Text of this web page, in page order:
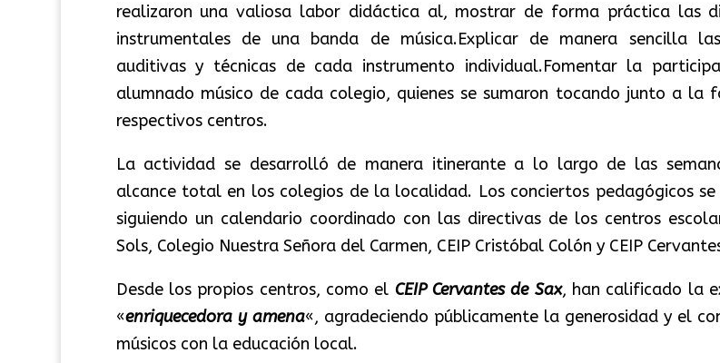
realizaron una valiosa labor didáctica al, mostrar de forma práctica las
instrumentales de una banda de música.Explicar de manera sencilla
auditivas y técnicas de cada instrumento individual.Fomentar la
alumnado músico de cada colegio, quienes se sumaron tocando junto a la
respectivos centros.
La actividad se desarrolló de manera itinerante a lo largo de las
alcance total en los colegios de la localidad. Los conciertos pedagógicos
siguiendo un calendario coordinado con las directivas de los centros
Sols, Colegio Nuestra Señora del Carmen, CEIP Cristóbal Colón y CEIP
Desde los propios centros, como el CEIP Cervantes de Sax, han calificado la
«enriquecedora y amena«, agradeciendo públicamente la generosidad y el
músicos con la educación local.